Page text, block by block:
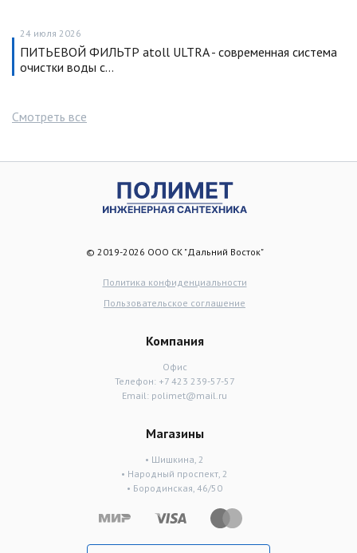
24 июля 2026
ПИТЬЕВОЙ ФИЛЬТР atoll ULTRA - современная система
очистки воды с…
Смотреть все
© 2019-2026 ООО СК "Дальний Восток"
Политика конфиденциальности
Пользовательское соглашение
Компания
Офис
Телефон: +7 423 239-57-57
Email: polimet@mail.ru
Магазины
• Шишкина, 2
• Народный проспект, 2
• Бородинская, 46/50